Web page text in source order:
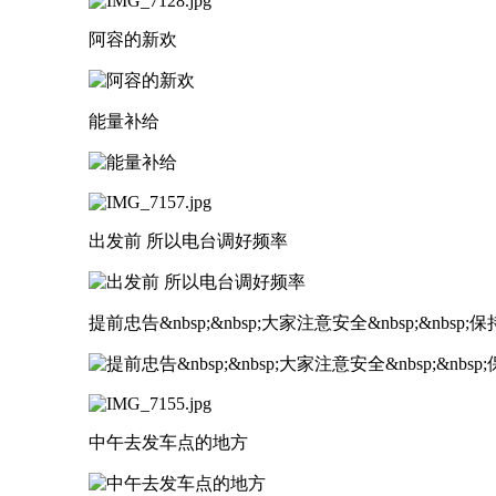
阿容的新欢
能量补给
出发前 所以电台调好频率
提前忠告&nbsp;&nbsp;大家注意安全&nbsp;&nbsp;保
中午去发车点的地方